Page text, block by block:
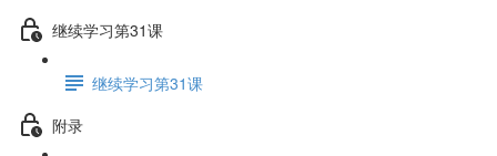
继续学习第31课
继续学习第31课
附录